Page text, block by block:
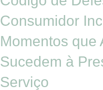
Consumidor
Momentos que
Sucedem à
Serviço